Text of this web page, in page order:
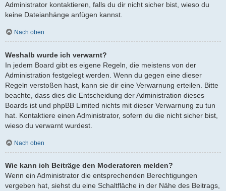
Administrator kontaktieren, falls du dir nicht sicher bist, wieso du
keine Dateianhänge anfügen kannst.
Nach oben
Weshalb wurde ich verwarnt?
In jedem Board gibt es eigene Regeln, die meistens von der
Administration festgelegt werden. Wenn du gegen eine dieser
Regeln verstoßen hast, kann sie dir eine Verwarnung erteilen. Bitte
beachte, dass dies die Entscheidung der Administration dieses
Boards ist und phpBB Limited nichts mit dieser Verwarnung zu tun
hat. Kontaktiere einen Administrator, sofern du die nicht sicher bist,
wieso du verwarnt wurdest.
Nach oben
Wie kann ich Beiträge den Moderatoren melden?
Wenn ein Administrator die entsprechenden Berechtigungen
vergeben hat, siehst du eine Schaltfläche in der Nähe des Beitrags,